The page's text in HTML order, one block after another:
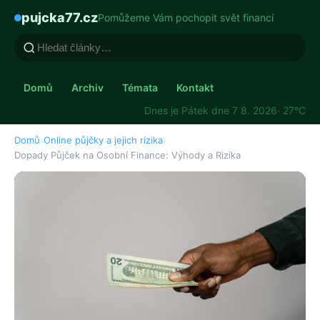
pujcka77.czPomůžeme Vám pochopit svět financí
Domů Archiv Témata
Kontakt
Dnes je Pátek dne 7 8. 2026· 27°C
Domů›Online půjčky a jejich rizika›
Dopady Půjček na Osobní Finance: Výhody a Rizika